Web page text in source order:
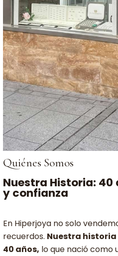
Quiénes Somos
Nuestra Historia:
y confianza
En Hiperjoya no solo
recuerdos. Nuestra historia
40 años, lo que nació como